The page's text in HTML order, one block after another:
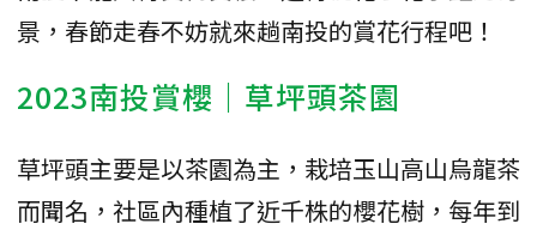
景，春節走春不妨就來趟南投的賞花行程吧！
2023南投賞櫻｜草坪頭茶園
草坪頭主要是以茶園為主，栽培玉山高山烏龍茶
而聞名，社區內種植了近千株的櫻花樹，每年到